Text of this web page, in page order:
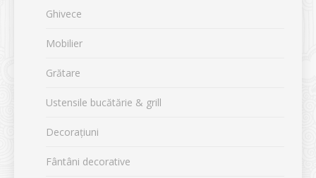
Ghivece
Mobilier
Grătare
Ustensile bucătărie & grill
Decorațiuni
Fântâni decorative